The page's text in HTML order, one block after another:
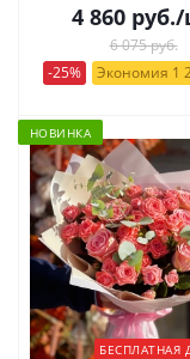
4 860руб./
6 075 руб.
-25%
Экономия 1
НОВИНКА
БЕСПЛАТНАЯ